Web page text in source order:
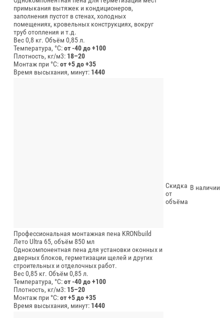
примыкания вытяжек и кондиционеров,
заполнения пустот в стенах, холодных
помещениях, кровельных конструкциях, вокруг
труб отопления и т.д.
Вес 0,8 кг. Объём 0,85 л.
Температура, °C:от -40 до +100
Плотность, кг/м3: 18–20
Монтаж при °C:от +5 до +35
Время высыхания, минут: 1440
Профессиональная монтажная пена KRONbuild
Лето Ultra 65, объём 850 мл
Однокомпонентная пена для установки оконных и
дверных блоков, герметизации щелей и других
строительных и отделочных работ.
Вес 0,85 кг. Объём 0,85 л.
Температура, °C:от -40 до +100
Плотность, кг/м3: 15–20
Монтаж при °C:от +5 до +35
Время высыхания, минут: 1440
Скидка
от
объёма
В наличии